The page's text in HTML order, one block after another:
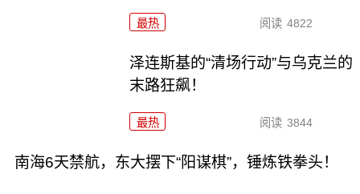
最热 阅读 4822
泽连斯基的“清场行动”与乌克兰的
末路狂飙！
最热 阅读 3844
南海6天禁航，东大摆下“阳谋棋”，锤炼铁拳头！